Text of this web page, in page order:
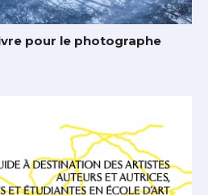
pour le photographe